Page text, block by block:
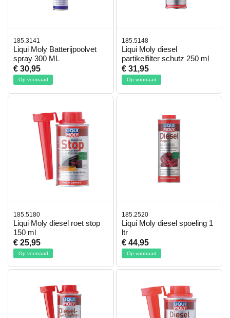
185.3141
Liqui Moly Batterijpoolvet
spray 300 ML
€ 30,95
Op voorraad
185.5148
Liqui Moly diesel
partikelfilter schutz 250 ml
€ 31,95
Op voorraad
185.5180
Liqui Moly diesel roet stop
150 ml
€ 25,95
Op voorraad
185.2520
Liqui Moly diesel spoeling 1
ltr
€ 44,95
Op voorraad